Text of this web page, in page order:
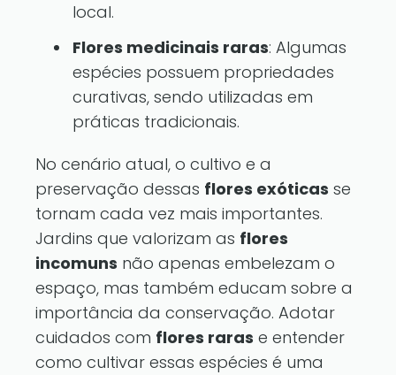
local.
Flores medicinais raras: Algumas
espécies possuem propriedades
curativas, sendo utilizadas em
práticas tradicionais.
No cenário atual, o cultivo e a
preservação dessas flores exóticas se
tornam cada vez mais importantes.
Jardins que valorizam as flores
incomuns não apenas embelezam o
espaço, mas também educam sobre a
importância da conservação. Adotar
cuidados com flores raras e entender
como cultivar essas espécies é uma